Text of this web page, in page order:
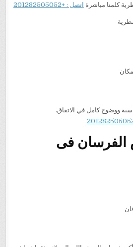
كلمنا مباشرة اتصل : +201282505052
ووضوح كامل في الاتفاق.
الفرسان فى